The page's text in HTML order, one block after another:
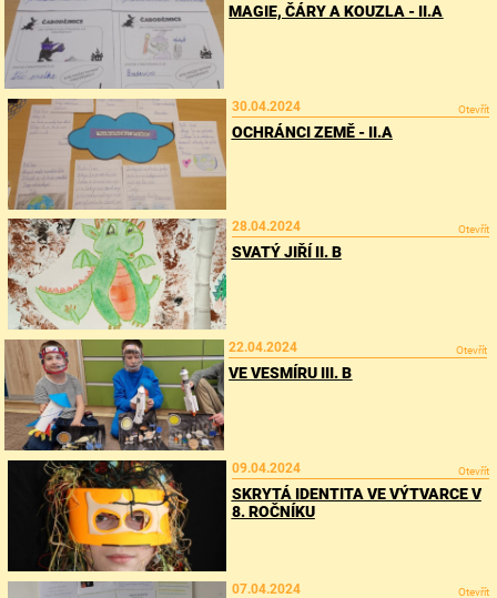
MAGIE, ČÁRY A KOUZLA - II.A
30.04.2024 Otevřít
OCHRÁNCI ZEMĚ - II.A
28.04.2024 Otevřít
SVATÝ JIŘÍ II. B
22.04.2024 Otevřít
VE VESMÍRU III. B
09.04.2024 Otevřít
SKRYTÁ IDENTITA VE VÝTVARCE V
8. ROČNÍKU
07.04.2024 Otevřít